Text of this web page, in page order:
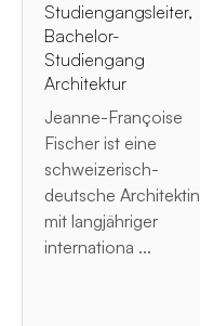
Studiengangsleiter,
Bachelor-
Studiengang
Architektur
Jeanne-Françoise
Fischer ist eine
schweizerisch-
deutsche Architektin
mit langjähriger
internationa ...